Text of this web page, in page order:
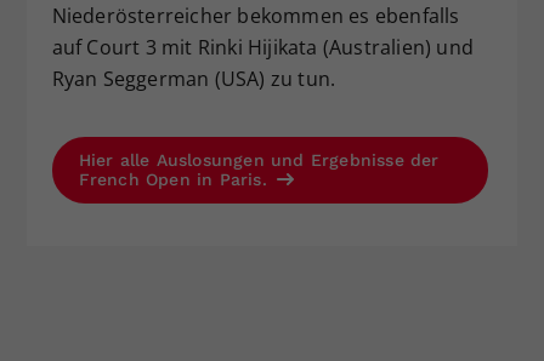
Niederösterreicher bekommen es ebenfalls
auf Court 3 mit Rinki Hijikata (Australien) und
Ryan Seggerman (USA) zu tun.
Hier alle Auslosungen und Ergebnisse der
French Open in Paris.